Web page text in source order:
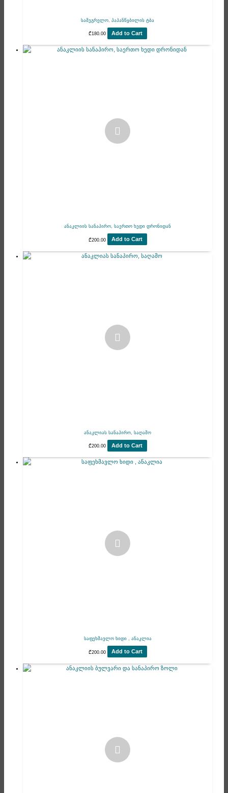
სამეგრელო, პაპანწყბილის ტბა
₾180.00 Add to Cart
ანაკლიის სანაპირო, საერთო ხედი დრონიდან
₾200.00 Add to Cart
ანაკლიას სანაპირო, საღამო
₾200.00 Add to Cart
საფეხმავლო ხიდი , ანაკლია
₾200.00 Add to Cart